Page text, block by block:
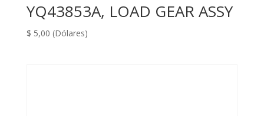
YQ43853A, LOAD GEAR ASSY
$ 5,00 (Dólares)